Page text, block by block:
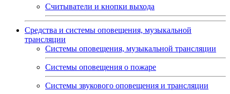
Считыватели и кнопки выхода
Средства и системы оповещения, музыкальной
трансляции
Системы оповещения, музыкальной трансляции
Системы оповещения о пожаре
Системы звукового оповещения и трансляции